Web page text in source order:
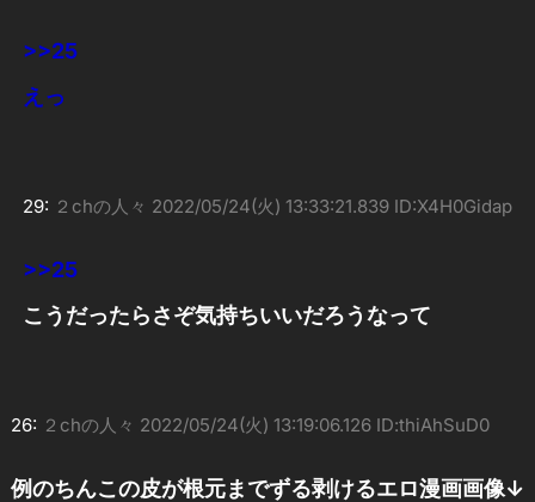
>>25
えっ
29: ２chの人々 2022/05/24(火) 13:33:21.839 ID:X4H0Gidap
>>25
こうだったらさぞ気持ちいいだろうなって
26: ２chの人々 2022/05/24(火) 13:19:06.126 ID:thiAhSuD0
例のちんこの皮が根元までずる剥けるエロ漫画画像↓